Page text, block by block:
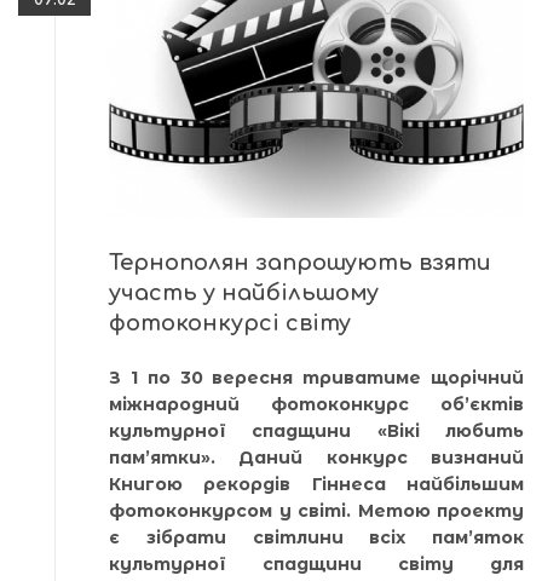
Тернополян запрошують взяти
участь у найбільшому
фотоконкурсі світу
З 1 по 30 вересня триватиме щорічний
міжнародний фотоконкурс об’єктів
культурної спадщини «Вікі любить
пам’ятки». Даний конкурс визнаний
Книгою рекордів Гіннеса найбільшим
фотоконкурсом у світі. Метою проекту
є зібрати світлини всіх пам’яток
культурної спадщини світу для